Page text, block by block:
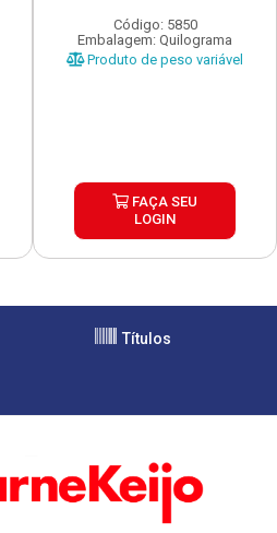
Código: 5850
Embalagem: Quilograma
Produto de peso variável
FAÇA SEU
LOGIN
Títulos